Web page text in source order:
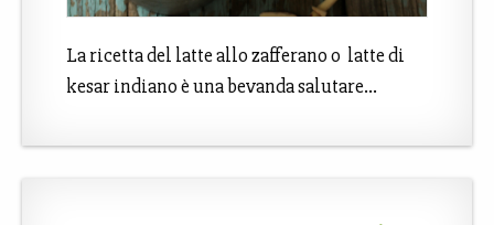
La ricetta del latte allo zafferano o latte di
kesar indiano è una bevanda salutare…